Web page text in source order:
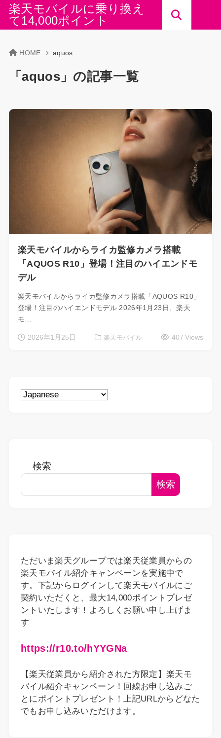
楽天モバイルに乗り換え
て14,000ポイント
HOME aquos
「aquos」の記事一覧
楽天モバイルからライカ監修カメラ搭載
「AQUOS R10」登場！注目のハイエンドモ
デル
楽天モバイルからライカ監修カメラ搭載「AQUOS R10」
登場！注目のハイエンドモデル 2026年1月23日、楽天
モ…
2026年1月25日 楽天モバイル 407 Views
検索
検索
ただいま楽天グループでは楽天従業員からの
楽天モバイル紹介キャンペーンを実施中で
す。下記からログインして楽天モバイルにご
契約いただくと、最大14,000ポイントプレゼ
ントいたします！よろしくお願い申し上げま
す
https://r10.to/hYYGNa
【楽天従業員から紹介された方限定】楽天モ
バイル紹介キャンペーン！回線お申し込みご
とにポイントプレゼント！上記URLからどなた
でもお申し込みいただけます。